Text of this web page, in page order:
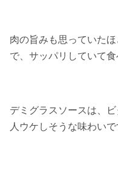
肉の旨みも思っていた
で、サッパリしていて食
デミグラスソースは、
人ウケしそうな味わいで